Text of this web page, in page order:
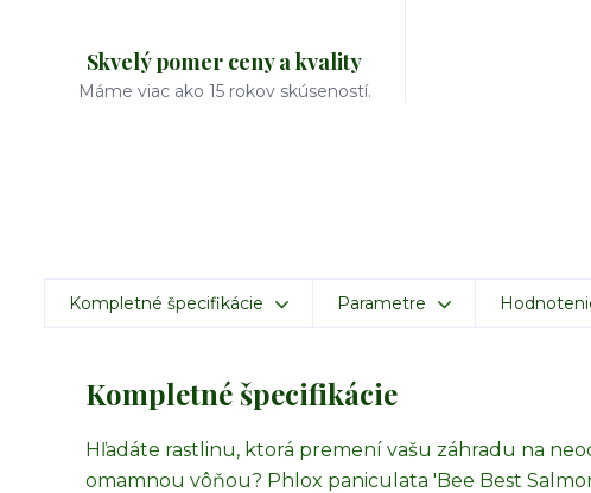
Skvelý pomer ceny a kvality
Máme viac ako 15 rokov skúseností.
Kompletné špecifikácie Parametre
Kompletné špecifikácie
Hľadáte rastlinu, ktorá premení vašu záhradu na
omamnou vôňou? Phlox paniculata 'Bee Best